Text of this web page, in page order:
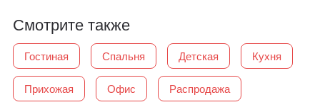
Смотрите также
Гостиная Спальня Детская Кухня
Прихожая Офис Распродажа